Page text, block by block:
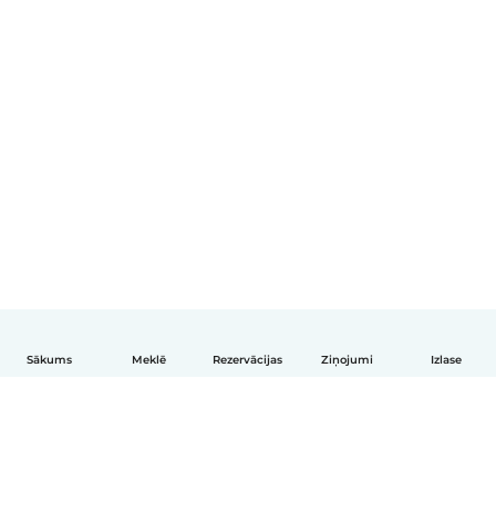
Sākums Meklē Rezervācijas Ziņojumi Izlase